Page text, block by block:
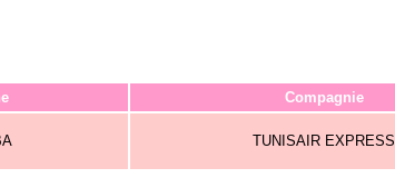
Compagnie
TUNISAIR EXPRESS